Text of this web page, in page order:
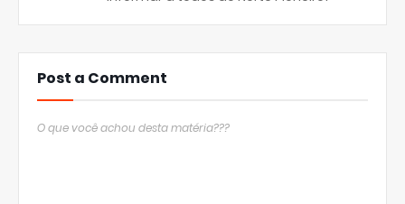
Post a Comment
O que você achou desta matéria???